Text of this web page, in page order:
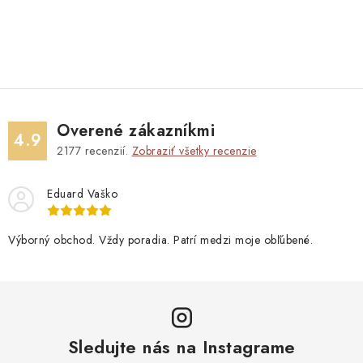
4.9 Overené zákazníkmi
2177 recenzií. Zobraziť všetky recenzie
Eduard Vaško
Výborný obchod. Vždy poradia. Patrí medzi moje obľúbené.
Sledujte nás na Instagrame